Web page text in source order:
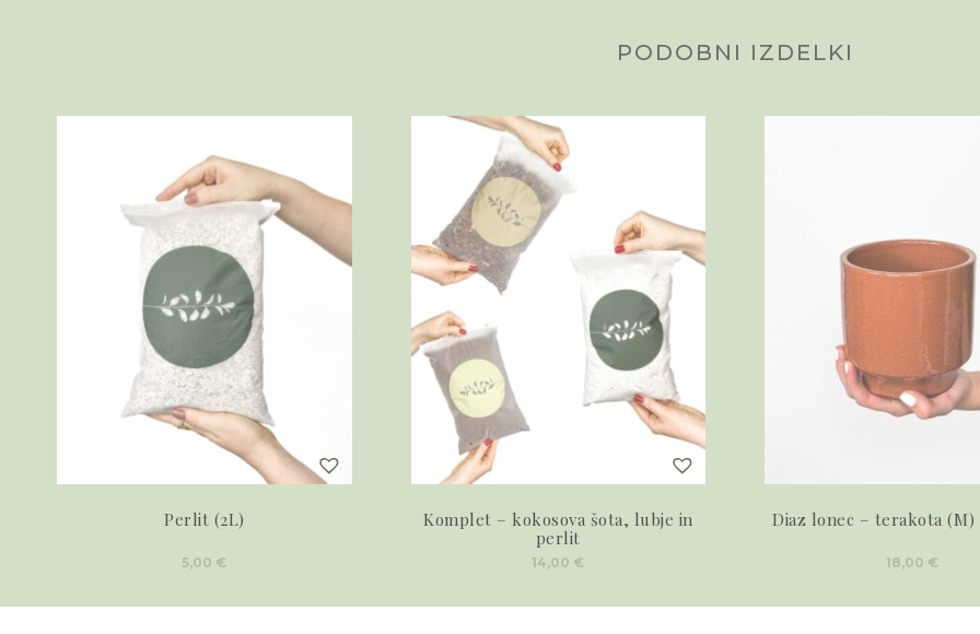
PODOBNI IZDELKI
Perlit (2L)
5,00 €
Komplet – kokosova šota, lubje in
perlit
14,00 €
Diaz lonec – terakota (M)
18,00 €